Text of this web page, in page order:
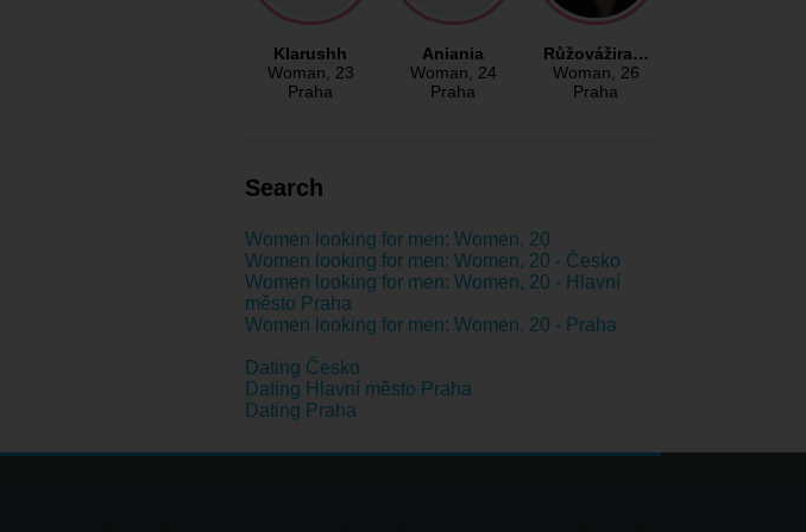
Klarushh
Woman, 23
Praha
Aniania
Woman, 24
Praha
Růžovážira…
Woman, 26
Praha
Search
Women looking for men: Women, 20
Women looking for men: Women, 20 - Česko
Women looking for men: Women, 20 - Hlavní
město Praha
Women looking for men: Women, 20 - Praha
Dating Česko
Dating Hlavní město Praha
Dating Praha